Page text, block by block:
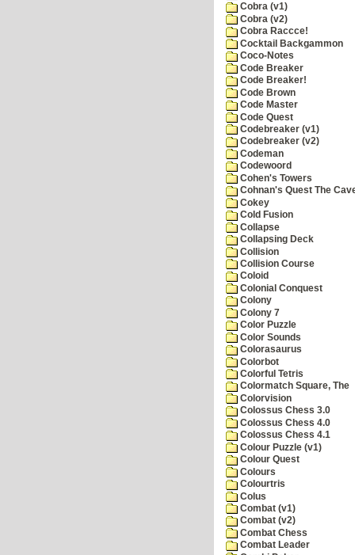
Cobra (v1)
Cobra (v2)
Cobra Raccce!
Cocktail Backgammon
Coco-Notes
Code Breaker
Code Breaker!
Code Brown
Code Master
Code Quest
Codebreaker (v1)
Codebreaker (v2)
Codeman
Codewoord
Cohen's Towers
Cohnan's Quest The
Cokey
Cold Fusion
Collapse
Collapsing Deck
Collision
Collision Course
Coloid
Colonial Conquest
Colony
Colony 7
Color Puzzle
Color Sounds
Colorasaurus
Colorbot
Colorful Tetris
Colormatch Square, The
Colorvision
Colossus Chess 3.0
Colossus Chess 4.0
Colossus Chess 4.1
Colour Puzzle (v1)
Colour Quest
Colours
Colourtris
Colus
Combat (v1)
Combat (v2)
Combat Chess
Combat Leader